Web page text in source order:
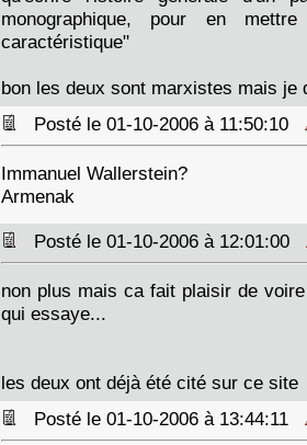
monographique, pour en
caractéristique"
bon les deux sont marxistes mais
Posté le 01-10-2006 à 11:50:10
Immanuel Wallerstein?
Armenak
Posté le 01-10-2006 à 12:01:00
non plus mais ca fait plaisir de
qui essaye...
les deux ont déjà été cité sur ce site
Posté le 01-10-2006 à 13:44:11